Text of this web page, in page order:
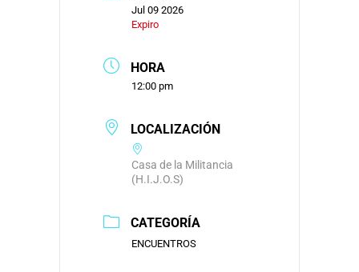
Jul 09 2026
Expiro
HORA
12:00 pm
LOCALIZACIÓN
Casa de la Militancia
(H.I.J.O.S)
CATEGORÍA
ENCUENTROS